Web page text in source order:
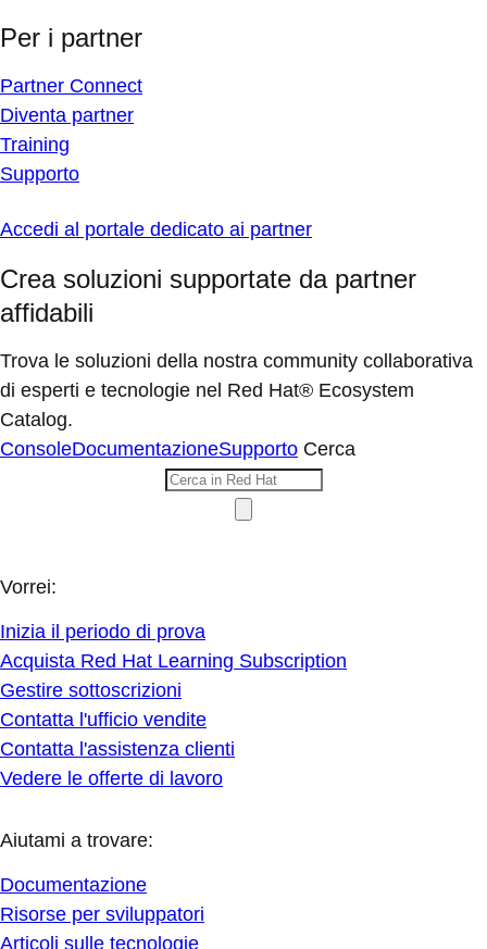
Per i partner
Partner Connect
Diventa partner
Training
Supporto
Accedi al portale dedicato ai partner
Crea soluzioni supportate da partner
affidabili
Trova le soluzioni della nostra community collaborativa
di esperti e tecnologie nel Red Hat® Ecosystem
Catalog.
ConsoleDocumentazioneSupporto Cerca
Vorrei:
Inizia il periodo di prova
Acquista Red Hat Learning Subscription
Gestire sottoscrizioni
Contatta l'ufficio vendite
Contatta l'assistenza clienti
Vedere le offerte di lavoro
Aiutami a trovare:
Documentazione
Risorse per sviluppatori
Articoli sulle tecnologie